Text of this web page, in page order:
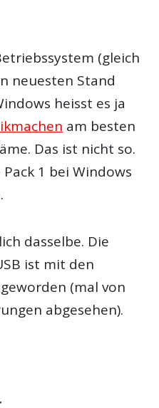
(gleich
neuesten Stand
heisst es ja
am besten
Das ist nicht so.
1 bei Windows
dasselbe. Die
ist mit den
(mal von
abgesehen).